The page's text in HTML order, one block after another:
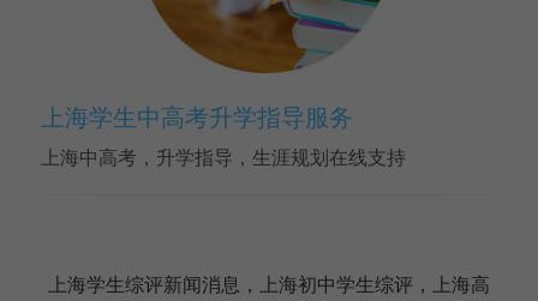
上海学生中高考升学指导服务
上海中高考，升学指导，生涯规划在线支持
上海学生综评新闻消息，上海初中学生综评，上海高